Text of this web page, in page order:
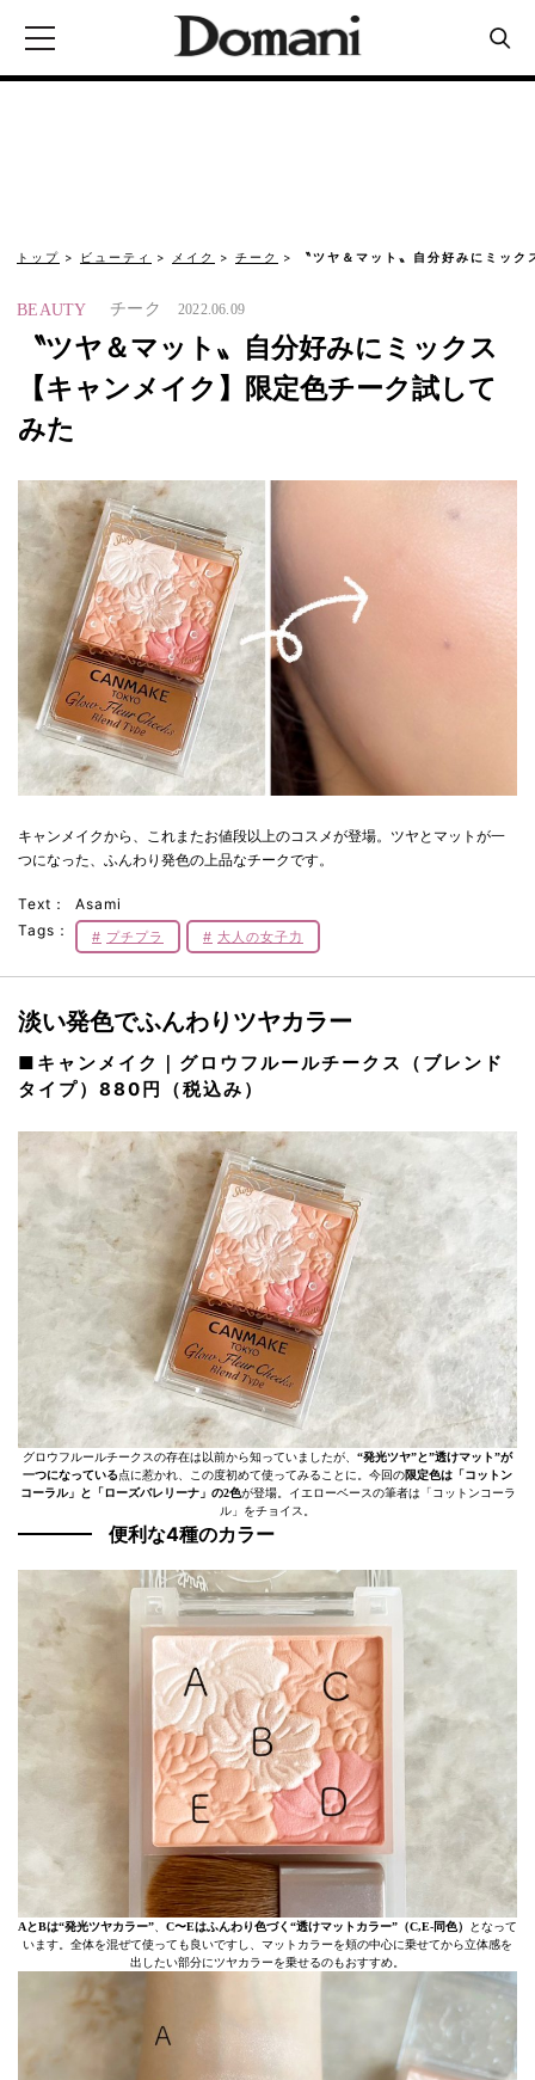
トップ ビューティ メイク チーク 〝ツヤ＆マット〟自分好みにミッ
BEAUTY チーク 2022.06.09
〝ツヤ＆マット〟自分好みにミックス
【キャンメイク】限定色チーク試して
みた
キャンメイクから、これまたお値段以上のコスメが登場。ツヤとマットが一
つになった、ふんわり発色の上品なチークです。
Text：
Asami
Tags：
プチプラ 大人の女子力
淡い発色でふんわりツヤカラー
■キャンメイク｜グロウフルールチークス（ブレンド
タイプ）880円（税込み）
グロウフルールチークスの存在は以前から知っていましたが、 “発光ツヤ”と”透けマット”が
一つになっている点に惹かれ、この度初めて使ってみることに。今回の限定色は「コットン
コーラル」と「ローズバレリーナ」の2色が登場。イエローベースの筆者は「コットンコーラ
ル」をチョイス。
便利な4種のカラー
AとBは“発光ツヤカラー” C〜Eはふんわり色づく“透けマットカラー”（C,E-同色）
となって
います。全体を混ぜて使っても良いですし、マットカラーを頬の中心に乗せてから立体感を
出したい部分にツヤカラーを乗せるのもおすすめ。